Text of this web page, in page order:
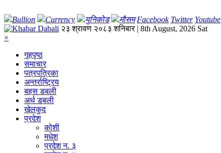
Bullion Currency युनिकोड मौसम Facebook Twitter Youtube
२३ श्रावण २०८३ शनिबार | 8th August, 2026 Sat
×
गृहपृष्‍ठ
समाचार
पत्रपत्रिका
अन्तर्राष्ट्रिय
बहस डबली
अर्थ डबली
खेलकुद
प्रदेश
कोशी
मधेश
प्रदेश न. ३